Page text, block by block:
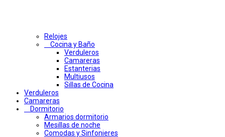
Relojes
Cocina y Baño
Verduleros
Camareras
Estanterias
Multiusos
Sillas de Cocina
Verduleros
Camareras
Dormitorio
Armarios dormitorio
Mesillas de noche
Comodas y Sinfonieres